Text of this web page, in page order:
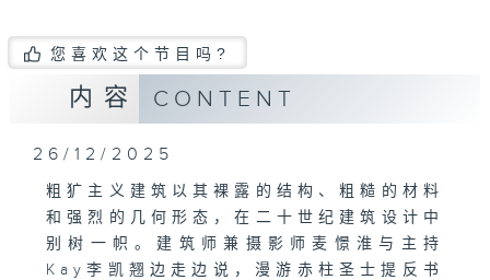
您喜欢这个节目吗?
内容 CONTENT
26/12/2025
粗犷主义建筑以其裸露的结构、粗糙的材料
和强烈的几何形态，在二十世纪建筑设计中
别树一帜。建筑师兼摄影师麦憬淮与主持
Kay李凯翘边走边说，漫游赤柱圣士提反书